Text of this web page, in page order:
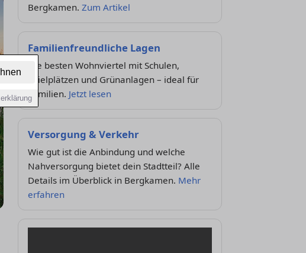
Bergkamen. Zum Artikel
Familienfreundliche Lagen
Die besten Wohnviertel mit Schulen,
Spielplätzen und Grünanlagen – ideal für
Familien. Jetzt lesen
Versorgung & Verkehr
Wie gut ist die Anbindung und welche
Nahversorgung bietet dein Stadtteil? Alle
Details im Überblick in Bergkamen. Mehr
erfahren